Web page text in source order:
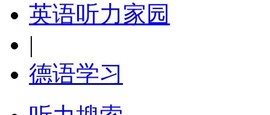
英语听力家园
|
德语学习